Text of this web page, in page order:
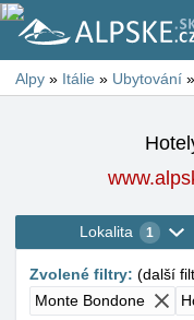
Alpy » Itálie » Ubytování »
Lokalita 1
Zvolené filtry: (další
Monte Bondone